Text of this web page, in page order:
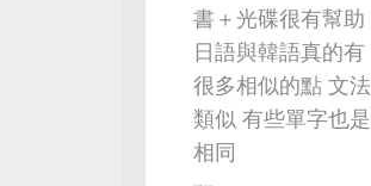
書＋光碟很有幫助
日語與韓語真的有
很多相似的點 文法
類似 有些單字也是
相同